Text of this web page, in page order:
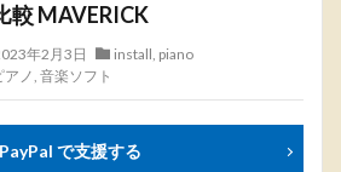
較 MAVERICK
年2月3日 install, piano
アノ, 音楽ソフト
PayPal で支援する